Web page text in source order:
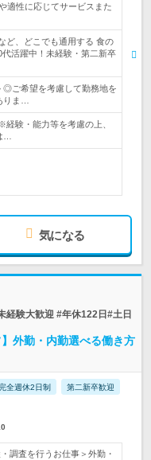
適性に応じてサービスまた
ど、どこでも通用する 食の
代活躍中！未経験・第二新卒
◎ご希望を考慮して勤務地を
りま…
験・能力等を考慮の上、
…
気になる
経験大歓迎 #年休122日#土日
外勤・内勤選べる働き方
全週休2日制 第二新卒歓迎
調査を行うお仕事＞外勤・